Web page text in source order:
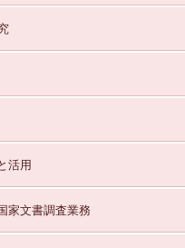
活用
家文書調査業務